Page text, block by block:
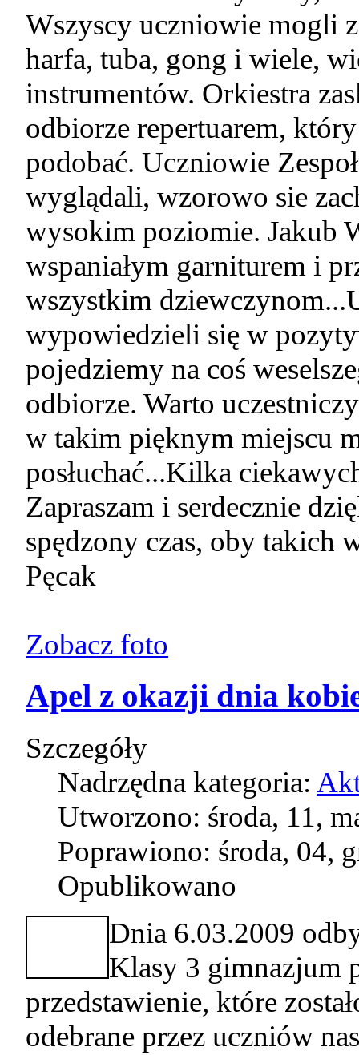
Wszyscy uczniowie mogli
harfa, tuba, gong i wiele,
instrumentów. Orkiestra
odbiorze repertuarem,
podobać. Uczniowie
wyglądali, wzorowo sie
wysokim poziomie. Jakub
wspaniałym garniturem i
wszystkim
wypowiedzieli się w
pojedziemy na coś
odbiorze. Warto
w takim pięknym miejscu
posłuchać...Kilka
Zapraszam i serdecznie
spędzony czas, oby takich
Pęcak
Zobacz foto
Apel z okazji dnia
Szczegóły
Nadrzędna kategoria:
Utworzono: środa, 11,
Poprawiono: środa, 04,
Opublikowano
Dnia 6.03.2009
Klasy 3 gimnazjum
przedstawienie, które
odebrane przez uczniów